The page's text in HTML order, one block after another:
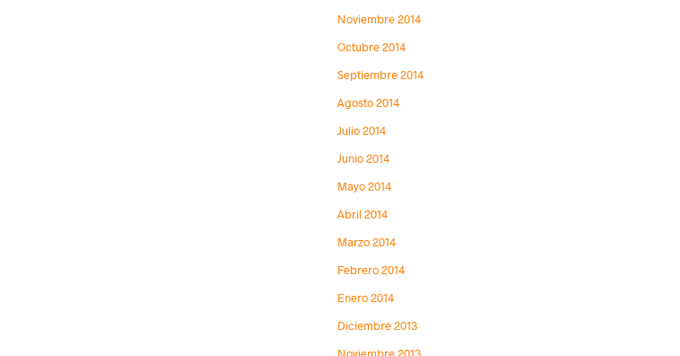
Noviembre 2014
Octubre 2014
Septiembre 2014
Agosto 2014
Julio 2014
Junio 2014
Mayo 2014
Abril 2014
Marzo 2014
Febrero 2014
Enero 2014
Diciembre 2013
Noviembre 2013